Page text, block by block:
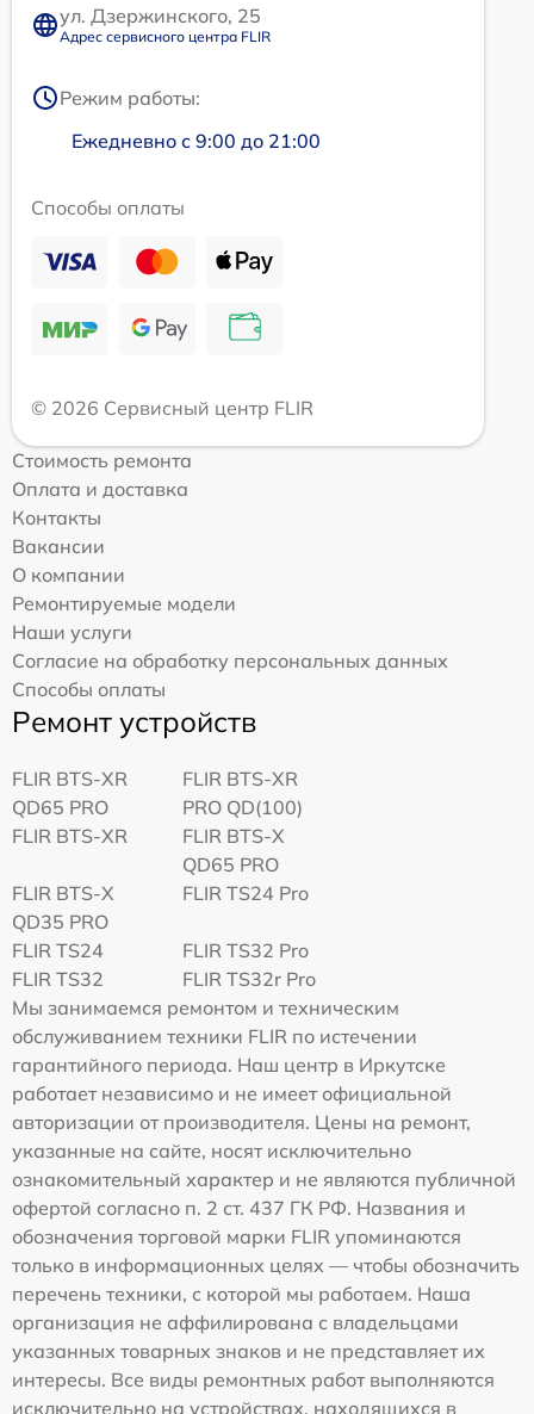
ул. Дзержинского, 25
Адрес сервисного центра FLIR
Режим работы:
Ежедневно с 9:00 до 21:00
Способы оплаты
© 2026 Сервисный центр FLIR
Стоимость ремонта
Оплата и доставка
Контакты
Вакансии
О компании
Ремонтируемые модели
Наши услуги
Согласие на обработку персональных данных
Способы оплаты
Ремонт устройств
FLIR BTS-XR
QD65 PRO
FLIR BTS-XR
PRO QD(100)
FLIR BTS-XR
FLIR BTS-X
QD65 PRO
FLIR BTS-X
QD35 PRO
FLIR TS24 Pro
FLIR TS24
FLIR TS32 Pro
FLIR TS32
FLIR TS32r Pro
Мы занимаемся ремонтом и техническим
обслуживанием техники FLIR по истечении
гарантийного периода. Наш центр в Иркутске
работает независимо и не имеет официальной
авторизации от производителя. Цены на ремонт,
указанные на сайте, носят исключительно
ознакомительный характер и не являются публичной
офертой согласно п. 2 ст. 437 ГК РФ. Названия и
обозначения торговой марки FLIR упоминаются
только в информационных целях — чтобы обозначить
перечень техники, с которой мы работаем. Наша
организация не аффилирована с владельцами
указанных товарных знаков и не представляет их
интересы. Все виды ремонтных работ выполняются
исключительно на устройствах, находящихся в